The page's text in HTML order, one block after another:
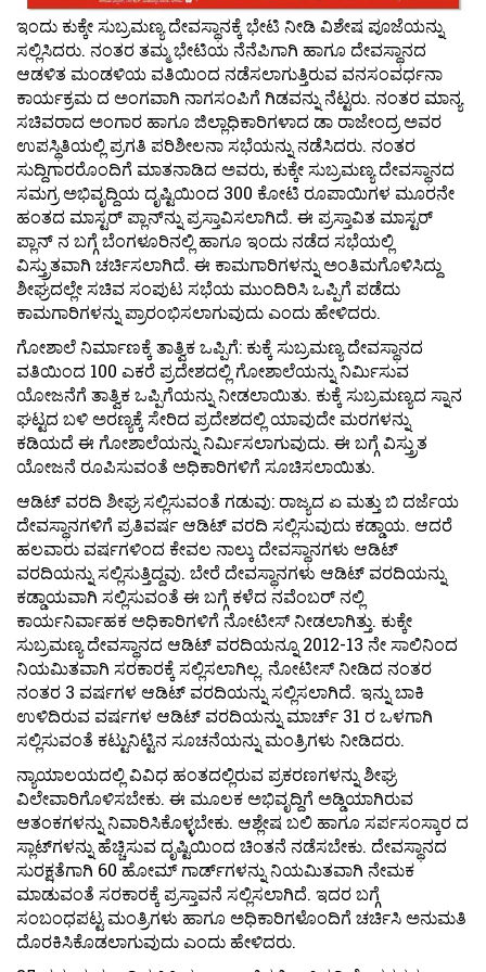
ಇಂದು ಕುಕ್ಕೇ ಸುಬ್ರಮಣ್ಯ ದೇವಸ್ಥಾನಕ್ಕೆ ಭೇಟಿ ನೀಡಿ ವಿಶೇಷ ಪೂಜೆಯನ್ನು
ಸಲ್ಲಿಸಿದರು. ನಂತರ ತಮ್ಮ ಭೇಟಿಯ ನೆನೆಪಿಗಾಗಿ ಹಾಗೂ ದೇವಸ್ಥಾನದ
ಆಡಳಿತ ಮಂಡಳಿಯ ವತಿಯಿಂದ ನಡೆಸಲಾಗುತ್ತಿರುವ ವನಸಂವರ್ಧನಾ
ಕಾರ್ಯಕ್ರಮ ದ ಅಂಗವಾಗಿ ನಾಗಸಂಪಿಗೆ ಗಿಡವನ್ನು ನೆಟ್ಟರು. ನಂತರ ಮಾನ್ಯ
ಸಚಿವರಾದ ಅಂಗಾರ ಹಾಗೂ ಜಿಲ್ಲಾಧಿಕಾರಿಗಳಾದ ಡಾ ರಾಜೇಂದ್ರ ಅವರ
ಉಪಸ್ಥಿತಿಯಲ್ಲಿ ಪ್ರಗತಿ ಪರಿಶೀಲನಾ ಸಭೆಯನ್ನು ನಡೆಸಿದರು. ನಂತರ
ಸುದ್ದಿಗಾರರೊಂದಿಗೆ ಮಾತನಾಡಿದ ಅವರು, ಕುಕ್ಕೇ ಸುಬ್ರಮಣ್ಯ ದೇವಸ್ಥಾನದ
ಸಮಗ್ರ ಅಭಿವೃದ್ದಿಯ ದೃಷ್ಟಿಯಿಂದ 300 ಕೋಟಿ ರೂಪಾಯಿಗಳ ಮೂರನೇ
ಹಂತದ ಮಾಸ್ಟರ್‌ ಪ್ಲಾನ್‌ನ್ನು ಪ್ರಸ್ತಾವಿಸಲಾಗಿದೆ. ಈ ಪ್ರಸ್ತಾವಿತ ಮಾಸ್ಟರ್‌
ಪ್ಲಾನ್‌ ನ ಬಗ್ಗೆ ಬೆಂಗಳೂರಿನಲ್ಲಿ ಹಾಗೂ ಇಂದು ನಡೆದ ಸಭೆಯಲ್ಲಿ
ವಿಸ್ತ್ರುತವಾಗಿ ಚರ್ಚಿಸಲಾಗಿದೆ. ಈ ಕಾಮಗಾರಿಗಳನ್ನು ಅಂತಿಮಗೊಳಿಸಿದ್ದು
ಶೀಘ್ರದಲ್ಲೇ ಸಚಿವ ಸಂಪುಟ ಸಭೆಯ ಮುಂದಿರಿಸಿ ಒಪ್ಪಿಗೆ ಪಡೆದು
ಕಾಮಗಾರಿಗಳನ್ನು ಪ್ರಾರಂಭಿಸಲಾಗುವುದು ಎಂದು ಹೇಳಿದರು.
ಗೋಶಾಲೆ ನಿರ್ಮಾಣಕ್ಕೆ ತಾತ್ವಿಕ ಒಪ್ಪಿಗೆ: ಕುಕ್ಕೆ ಸುಬ್ರಮಣ್ಯ ದೇವಸ್ಥಾನದ
ವತಿಯಿಂದ 100 ಎಕರೆ ಪ್ರದೇಶದಲ್ಲಿ ಗೋಶಾಲೆಯನ್ನು ನಿರ್ಮಿಸುವ
ಯೋಜನೆಗೆ ತಾತ್ವಿಕ ಒಪ್ಪಿಗೆಯನ್ನು ನೀಡಲಾಯಿತು. ಕುಕ್ಕೆ ಸುಬ್ರಮಣ್ಯದ ಸ್ನಾನ
ಘಟ್ಟದ ಬಳಿ ಅರಣ್ಯಕ್ಕೆ ಸೇರಿದ ಪ್ರದೇಶದಲ್ಲಿ ಯಾವುದೇ ಮರಗಳನ್ನು
ಕಡಿಯದೆ ಈ ಗೋಶಾಲೆಯನ್ನು ನಿರ್ಮಿಸಲಾಗುವುದು. ಈ ಬಗ್ಗೆ ವಿಸ್ತ್ರುತ
ಯೋಜನೆ ರೂಪಿಸುವಂತೆ ಅಧಿಕಾರಿಗಳಿಗೆ ಸೂಚಿಸಲಾಯಿತು.
ಆಡಿಟ್‌ ವರದಿ ಶೀಘ್ರ ಸಲ್ಲಿಸುವಂತೆ ಗಡುವು: ರಾಜ್ಯದ ಏ ಮತ್ತು ಬಿ ದರ್ಜೆಯ
ದೇವಸ್ಥಾನಗಳಿಗೆ ಪ್ರತಿವರ್ಷ ಆಡಿಟ್‌ ವರದಿ ಸಲ್ಲಿಸುವುದು ಕಡ್ಡಾಯ. ಆದರೆ
ಹಲವಾರು ವರ್ಷಗಳಿಂದ ಕೇವಲ ನಾಲ್ಕು ದೇವಸ್ಥಾನಗಳು ಆಡಿಟ್‌
ವರದಿಯನ್ನು ಸಲ್ಲಿಸುತ್ತಿದ್ದವು. ಬೇರೆ ದೇವಸ್ಥಾನಗಳು ಆಡಿಟ್‌ ವರದಿಯನ್ನು
ಕಡ್ಡಾಯವಾಗಿ ಸಲ್ಲಿಸುವಂತೆ ಈ ಬಗ್ಗೆ ಕಳೆದ ನವೆಂಬರ್‌ ನಲ್ಲಿ
ಕಾರ್ಯನಿರ್ವಾಹಕ ಅಧಿಕಾರಿಗಳಿಗೆ ನೋಟೀಸ್‌ ನೀಡಲಾಗಿತ್ತು. ಕುಕ್ಕೇ
ಸುಬ್ರಮಣ್ಯ ದೇವಸ್ಥಾನದ ಆಡಿಟ್‌ ವರದಿಯನ್ನೂ 2012-13 ನೇ ಸಾಲಿನಿಂದ
ನಿಯಮಿತವಾಗಿ ಸರಕಾರಕ್ಕೆ ಸಲ್ಲಿಸಲಾಗಿಲ್ಲ. ನೋಟೀಸ್‌ ನೀಡಿದ ನಂತರ
ನಂತರ 3 ವರ್ಷಗಳ ಆಡಿಟ್‌ ವರದಿಯನ್ನು ಸಲ್ಲಿಸಲಾಗಿದೆ. ಇನ್ನು ಬಾಕಿ
ಉಳಿದಿರುವ ವರ್ಷಗಳ ಆಡಿಟ್‌ ವರದಿಯನ್ನು ಮಾರ್ಚ್‌ 31 ರ ಒಳಗಾಗಿ
ಸಲ್ಲಿಸುವಂತೆ ಕಟ್ಟುನಿಟ್ಟಿನ ಸೂಚನೆಯನ್ನು ಮಂತ್ರಿಗಳು ನೀಡಿದರು.
ನ್ಯಾಯಾಲಯದಲ್ಲಿ ವಿವಿಧ ಹಂತದಲ್ಲಿರುವ ಪ್ರಕರಣಗಳನ್ನು ಶೀಘ್ರ
ವಿಲೇವಾರಿಗೊಳಿಸಬೇಕು. ಈ ಮೂಲಕ ಅಭಿವೃದ್ದಿಗೆ ಅಡ್ಡಿಯಾಗಿರುವ
ಆತಂಕಗಳನ್ನು ನಿವಾರಿಸಿಕೊಳ್ಳಬೇಕು. ಆಶ್ಲೇಷ ಬಲಿ ಹಾಗೂ ಸರ್ಪಸಂಸ್ಕಾರ ದ
ಸ್ಲಾಟ್‌ಗಳನ್ನು ಹೆಚ್ಚಿಸುವ ದೃಷ್ಟಿಯಿಂದ ಚಿಂತನೆ ನಡೆಸಬೇಕು. ದೇವಸ್ಥಾನದ
ಸುರಕ್ಷತೆಗಾಗಿ 60 ಹೋಮ್‌ ಗಾರ್ಡ್‌ಗಳನ್ನು ನಿಯಮಿತವಾಗಿ ನೇಮಕ
ಮಾಡುವಂತೆ ಸರಕಾರಕ್ಕೆ ಪ್ರಸ್ತಾವನೆ ಸಲ್ಲಿಸಲಾಗಿದೆ. ಇದರ ಬಗ್ಗೆ
ಸಂಬಂಧಪಟ್ಟ ಮಂತ್ರಿಗಳು ಹಾಗೂ ಅಧಿಕಾರಿಗಳೊಂದಿಗೆ ಚರ್ಚಿಸಿ ಅನುಮತಿ
ದೊರಕಿಸಿಕೊಡಲಾಗುವುದು ಎಂದು ಹೇಳಿದರು.